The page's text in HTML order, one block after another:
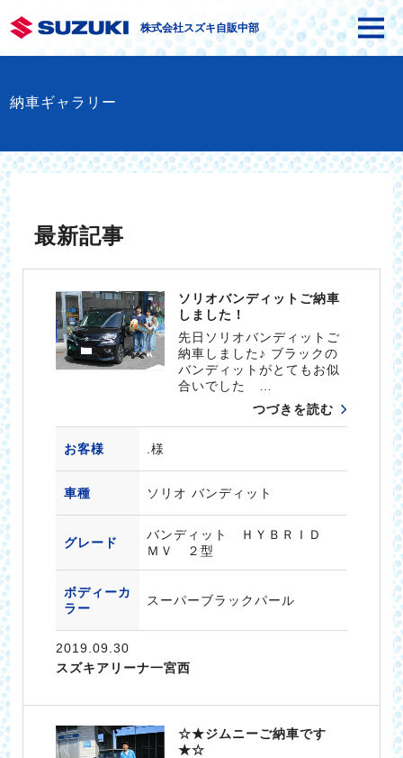
株式会社スズキ自販中部
納車ギャラリー
最新記事
ソリオバンディットご納車
しました！
先日ソリオバンディットご
納車しました♪ ブラックの
バンディットがとてもお似
合いでした …
つづきを読む
お客様 .様
車種 ソリオ バンディット
グレード
バンディット ＨＹＢＲＩＤ
ＭＶ ２型
ボディーカ
ラー
スーパーブラックパール
2019.09.30
スズキアリーナ一宮西
☆★ジムニーご納車です
★☆